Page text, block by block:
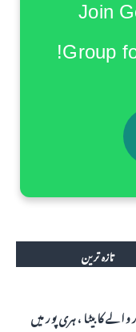
Join
Group
تازہ ترین
کا بیٹا ، ہری پور میں